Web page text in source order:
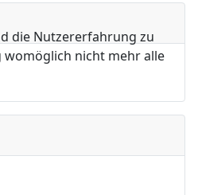
die Nutzererfahrung zu
womöglich nicht mehr alle